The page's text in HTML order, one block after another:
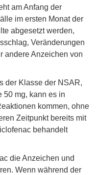
am Anfang der
im ersten Monat der
abgesetzt werden,
Veränderungen
andere Anzeichen von
der Klasse der NSAR,
50 mg, kann es in
kommen, ohne
Zeitpunkt bereits mit
behandelt
die Anzeichen und
Wenn während der